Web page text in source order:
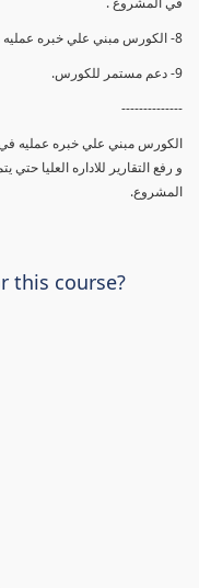
8- الكورس مبني علي خبره عمليه .
9- دعم مستمر للكورس.
--------------
الكورس مبني علي خبره عمليه في
و رفع التقارير للاداره العليا
المشروع.
this course?